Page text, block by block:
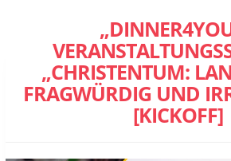
„CHRISTENTUM:
FRAGWÜRDIG UND
[KICKOFF]